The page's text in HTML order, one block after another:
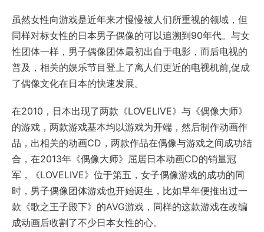
虽然女性向游戏是近年来才慢慢被人们所重视的领域，但
同样对标女性的日本男子偶像的可以追溯到90年代。与女
性团体一样，男子偶像团体最初出自于电影，而后电视的
普及，相关的娱乐节目登上了离人们更近的电视机前,促成
了偶像文化在日本的快速发展。
在2010，日本出现了两款《LOVELIVE》与《偶像大师》
的游戏，两款游戏基本均以游戏为开端，然后制作动画作
品，出相关的动画CD，两款作品在偶像与游戏之间成功结
合，在2013年《偶像大师》屈居日本动画CD的销量冠
军，《LOVELIVE》位于第五，女子偶像游戏的成功的同
时，男子偶像团体游戏也开始诞生，比如早年便推出过一
款《歌之王子殿下》的AVG游戏，同样的这款游戏在改编
成动画后收割了不少日本女性的心。